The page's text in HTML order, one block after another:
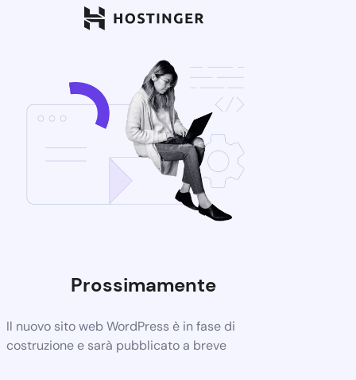
Prossimamente
Il nuovo sito web WordPress è in fase di
costruzione e sarà pubblicato a breve